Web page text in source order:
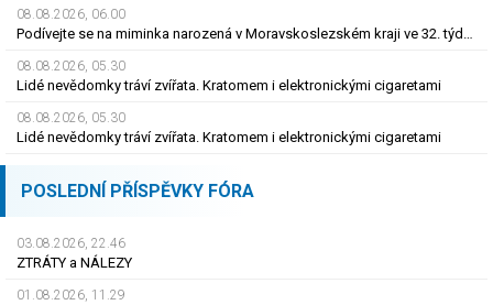
08.08.2026, 06.00
Podívejte se na miminka narozená v Moravskoslezském kraji ve 32. týdnu roku 2026
08.08.2026, 05.30
Lidé nevědomky tráví zvířata. Kratomem i elektronickými cigaretami
08.08.2026, 05.30
Lidé nevědomky tráví zvířata. Kratomem i elektronickými cigaretami
POSLEDNÍ PŘÍSPĚVKY FÓRA
03.08.2026, 22.46
ZTRÁTY a NÁLEZY
01.08.2026, 11.29